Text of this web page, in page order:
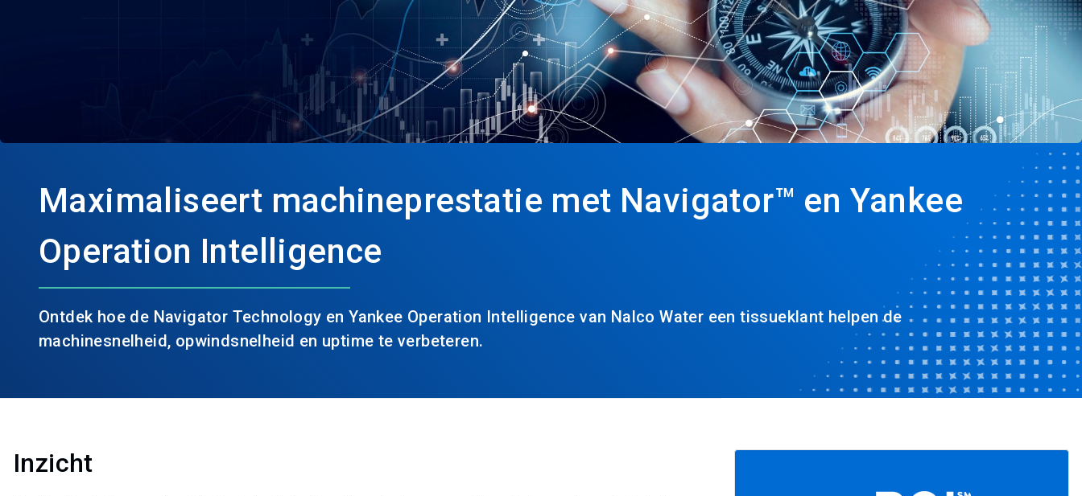
Maximaliseert machineprestatie met Navigator™ en Yankee
Operation Intelligence
Ontdek hoe de Navigator Technology en Yankee Operation Intelligence van Nalco Water een tissueklant helpen de
machinesnelheid, opwindsnelheid en uptime te verbeteren.
Inzicht